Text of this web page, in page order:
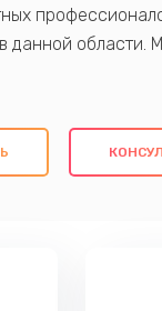
данной области.
использованием
образом. Не